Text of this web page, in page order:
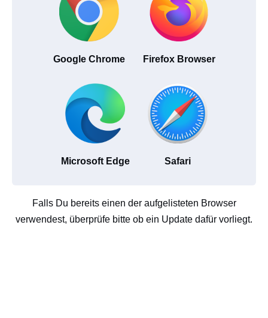
Google Chrome Firefox Browser
Microsoft Edge Safari
Falls Du bereits einen der aufgelisteten Browser
verwendest, überprüfe bitte ob ein Update dafür vorliegt.